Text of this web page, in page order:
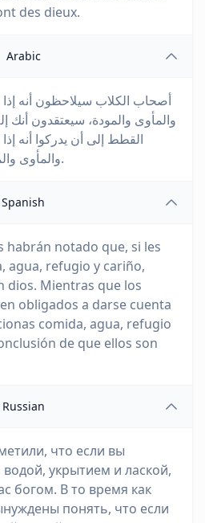
des dieux.
Arabic
أصحاب الكلاب سيلاحظون أنه
والمأوى والمودة، سيعتقدون
القطط إلى أن يدركوا أنه
والمأوى والمودة، يستنتجون أنهم آلهة.
Spanish
habrán notado que, si les
agua, refugio y cariño,
dios. Mientras que los
obligados a darse cuenta
comida, agua, refugio
de que ellos son
Russian
что если вы
укрытием и лаской,
богом. В то время как
понять, что если